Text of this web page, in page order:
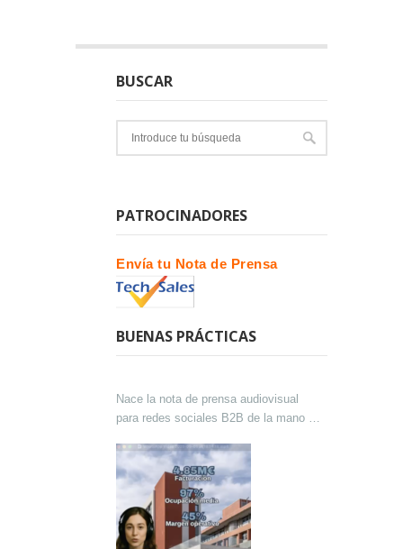
BUSCAR
PATROCINADORES
Envía tu Nota de Prensa
BUENAS PRÁCTICAS
Nace la nota de prensa audiovisual
para redes sociales B2B de la mano de